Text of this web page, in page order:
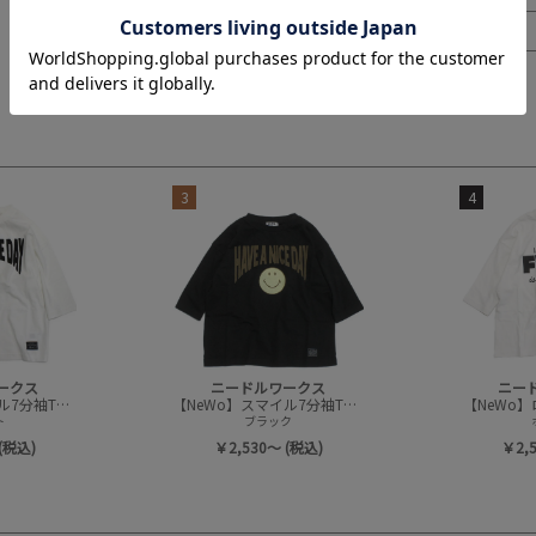
クス
【NeWo】スマイル7分袖Tシャツ
込)
3
ニードルワークス
【NeWo】スマイル7分袖Tシャツ
ブラック
￥2,530～ (税込)
4
ニー
【NeWo
￥